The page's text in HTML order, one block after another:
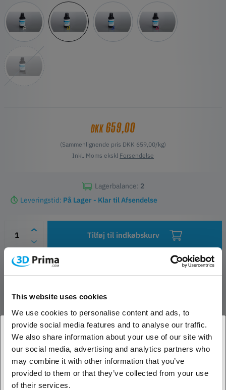
This website uses cookies
We use cookies to personalise content and ads, to
provide social media features and to analyse our traffic.
We also share information about your use of our site with
our social media, advertising and analytics partners who
may combine it with other information that you’ve
provided to them or that they’ve collected from your use
of their services.
DKK659,00
(Sammenlignende pris DKK 659,00/kg)
Inkl. Moms ekskl Forsendelse
Lagerbalance: 2
Leveringstid: På Lager - Klar til Afsendelse
Tilføj til indkøbskurv
Ønskeliste
Producent- og sikkerhedskontakter
PRODUKT BESKRIVELSE
BASF Ultracur3D farvesæt - 0,5 kg
Farvekit-løsningerne gør det muligt at printe dele i en lang række
farver Ultracur3D® CK 01 Hvid, Ultracur3D® CK 02 Gul, Ultracur3D®
1. Er du erhvervskunde eller privatkunde?
Erhvervskunde